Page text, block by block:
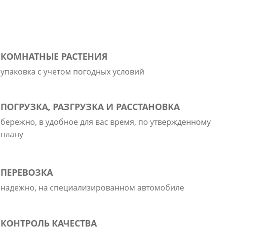
КОМНАТНЫЕ РАСТЕНИЯ
упаковка с учетом погодных условий
ПОГРУЗКА, РАЗГРУЗКА И РАССТАНОВКА
бережно, в удобное для вас время, по утвержденному
плану
ПЕРЕВОЗКА
надежно, на специализированном автомобиле
КОНТРОЛЬ КАЧЕСТВА